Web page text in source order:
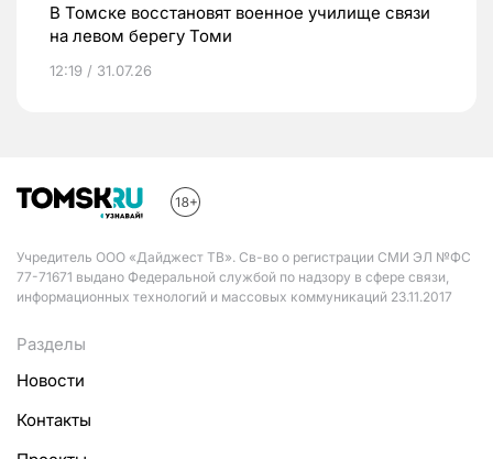
В Томске восстановят военное училище связи
на левом берегу Томи
12:19 / 31.07.26
Учредитель ООО «Дайджест ТВ». Св-во о регистрации СМИ ЭЛ №ФС
77-71671 выдано Федеральной службой по надзору в сфере связи,
информационных технологий и массовых коммуникаций 23.11.2017
Разделы
Новости
Контакты